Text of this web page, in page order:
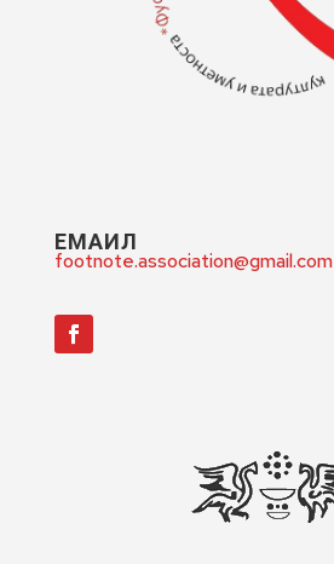
ЕМАИЛ
footnote.association@gmail.com